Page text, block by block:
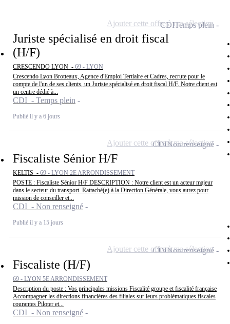
Juriste spécialisé en droit fiscal
(H/F)
CRESCENDO LYON - 69 - LYON
Crescendo Lyon Brotteaux, Agence d'Emploi Tertiaire et Cadres, recrute pour le
compte de l'un de ses clients, un Juriste spécialisé en droit fiscal H/F. Notre client est
un centre dédié à...
CDI - Temps plein
Publié il y a 6 jours
CDITemps plein
Ajouter cette offre à ma sélection
Fiscaliste Sénior H/F
KELTIS - 69 - LYON 2E ARRONDISSEMENT
POSTE : Fiscaliste Sénior H/F DESCRIPTION : Notre client est un acteur majeur
dans le secteur du transport. Rattaché(e) à la Direction Générale, vous aurez pour
mission de conseiller et...
CDI - Non renseigné
Publié il y a 15 jours
CDINon renseigné
Ajouter cette offre à ma sélection
Fiscaliste (H/F)
69 - LYON 5E ARRONDISSEMENT
Description du poste : Vos principales missions Fiscalité groupe et fiscalité française
Accompagner les directions financières des filiales sur leurs problématiques fiscales
courantes Piloter et...
CDI - Non renseigné
CDINon renseigné
Ajouter cette offre à ma sélection